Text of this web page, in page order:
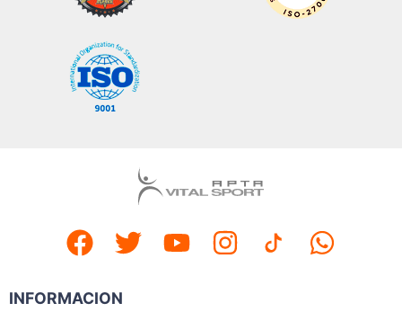
INFORMACION